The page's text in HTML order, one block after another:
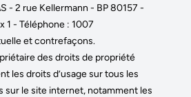
- 2 rue Kellermann - BP 80157 -
1 - Téléphone : 1007
et contrefaçons.
des droits de propriété
les droits d’usage sur tous les
sur le site internet, notamment les